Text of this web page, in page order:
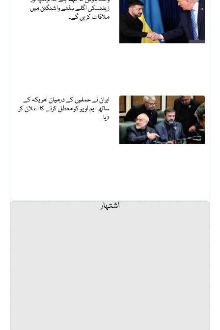
زیلنسکی اگلے ہفتے واشنگٹن میں
ملاقات کریں گے۔
ایران نے حملوں کے درمیان امریکہ کے
ساتھ ایم او یو کو معطل کرنے کا اعلان کر
دیا۔
اشتہار